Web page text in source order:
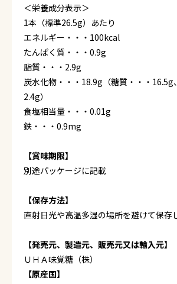
＜栄養成分表示＞
1本（標準26.5g）あたり
エネルギー・・・100kcal
たんぱく質・・・0.9g
脂質・・・2.9g
炭水化物・・・18.9g（糖質・・・16.5g
2.4g）
食塩相当量・・・0.01g
鉄・・・0.9mg
【賞味期限】
別途パッケージに記載
【保存方法】
直射日光や高温多湿の場所を避けて保存
【発売元、製造元、販売元又は輸入元】
ＵＨＡ味覚糖（株）
【原産国】